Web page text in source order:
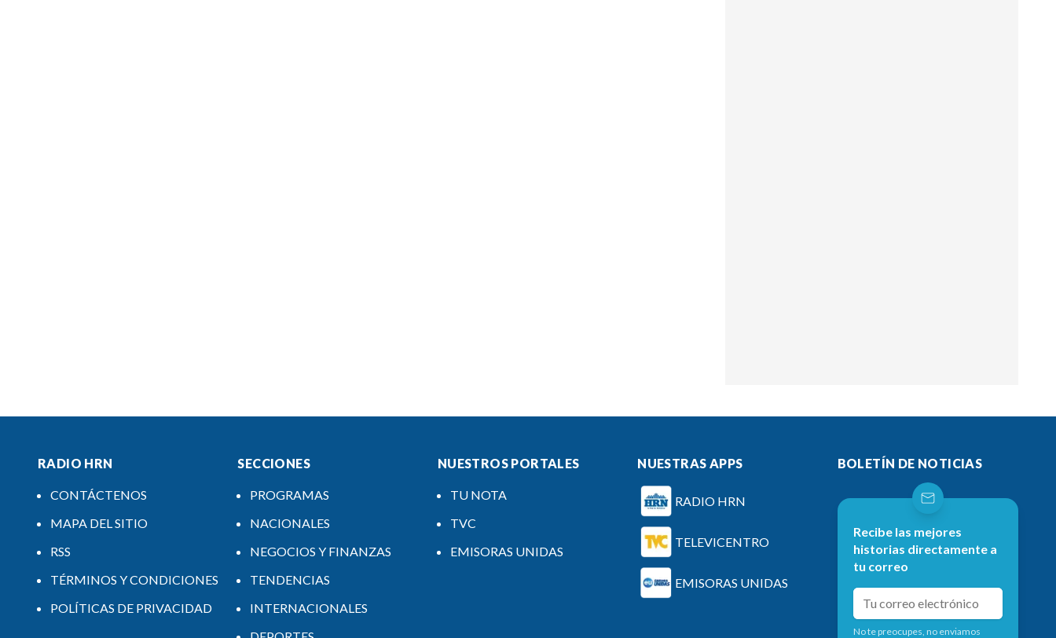
RADIO HRN
CONTÁCTENOS
MAPA DEL SITIO
RSS
TÉRMINOS Y CONDICIONES
POLÍTICAS DE PRIVACIDAD
SECCIONES
PROGRAMAS
NACIONALES
NEGOCIOS Y FINANZAS
TENDENCIAS
INTERNACIONALES
NUESTROS PORTALES
TU NOTA
TVC
EMISORAS UNIDAS
NUESTRAS APPS
RADIO HRN
TELEVICENTRO
EMISORAS UNIDAS
BOLETÍN DE NOTICIAS
Recibe las mejores
historias directamente a
tu correo
No te preocupes, no enviamos